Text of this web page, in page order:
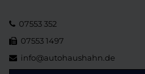
07553 352
07553 1497
info@autohaushahn.de